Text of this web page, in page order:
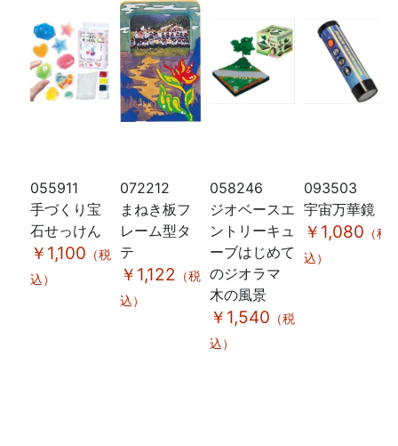
055911
手づくり宝
石せっけん
￥1,100 （税
込）
072212
まねき板フ
レーム型タ
テ
￥1,122 （税
込）
058246
ジオベースエ
ントリーキュ
ーブはじめて
のジオラマ
木の風景
￥1,540 （税
込）
093503
宇宙万華鏡
￥1,080 （税
込）